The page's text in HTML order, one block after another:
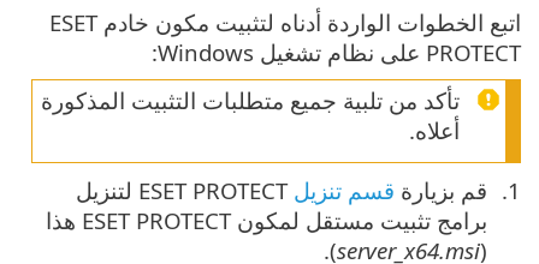
اتبع الخطوات الواردة أدناه لتثبيت مكون خادم ESET
PROTECT على نظام تشغيل Windows:
تأكد من تلبية جميع متطلبات التثبيت المذكورة
أعلاه.
قم بزيارة قسم تنزيل
ESET PROTECT لتنزيل
برامج تثبيت مستقل لمكون ESET PROTECT هذا
(
server_x64.msi
).